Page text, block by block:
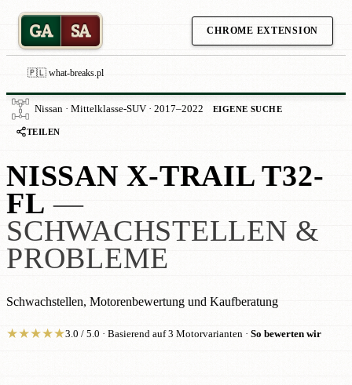
GA SA CHROME EXTENSION
🇵🇱 what-breaks.pl
Nissan · Mittelklasse-SUV · 2017–2022 EIGENE SUCHE
TEILEN
NISSAN X-TRAIL T32-
FL —
SCHWACHSTELLEN &
PROBLEME
Schwachstellen, Motorenbewertung und Kaufberatung
★★★★★3.0 / 5.0 · Basierend auf 3 Motorvarianten · So bewerten wir